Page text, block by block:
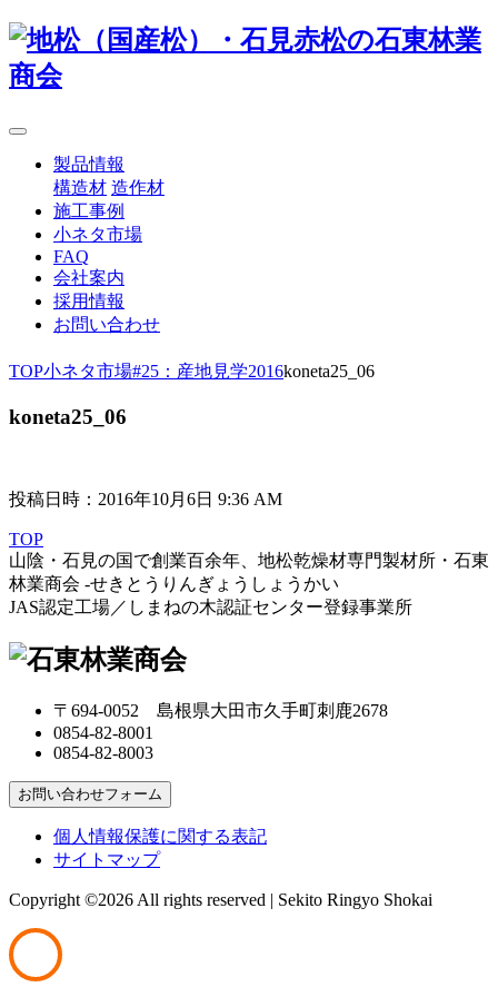
製品情報
構造材 造作材
施工事例
小ネタ市場
FAQ
会社案内
採用情報
お問い合わせ
TOP小ネタ市場#25：産地見学2016koneta25_06
koneta25_06
投稿日時：2016年10月6日 9:36 AM
TOP
山陰・石見の国で創業百余年、地松乾燥材専門製材所・石東
林業商会 -せきとうりんぎょうしょうかい
JAS認定工場／しまねの木認証センター登録事業所
〒694-0052 島根県大田市久手町刺鹿2678
0854-82-8001
0854-82-8003
お問い合わせフォーム
個人情報保護に関する表記
サイトマップ
Copyright ©2026 All rights reserved | Sekito Ringyo Shokai